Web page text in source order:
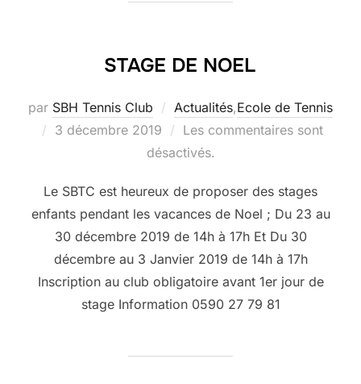
STAGE DE NOEL
par SBH Tennis Club Actualités,Ecole de Tennis
Publié
3 décembre 2019
Les commentaires sont
désactivés.
Le SBTC est heureux de proposer des stages
enfants pendant les vacances de Noel ; Du 23 au
30 décembre 2019 de 14h à 17h Et Du 30
décembre au 3 Janvier 2019 de 14h à 17h
Inscription au club obligatoire avant 1er jour de
stage Information 0590 27 79 81